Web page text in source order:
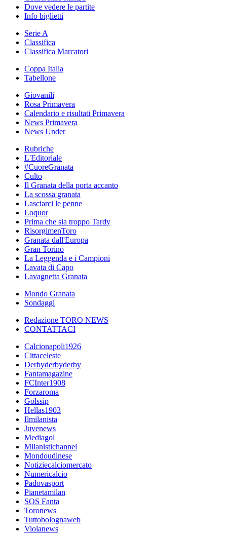
Dove vedere le partite
Info biglietti
Serie A
Classifica
Classifica Marcatori
Coppa Italia
Tabellone
Giovanili
Rosa Primavera
Calendario e risultati Primavera
News Primavera
News Under
Rubriche
L'Editoriale
#CuoreGranata
Culto
Il Granata della porta accanto
La scossa granata
Lasciarci le penne
Loquor
Prima che sia troppo Tardy
RisorgimenToro
Granata dall'Europa
Gran Torino
La Leggenda e i Campioni
Lavata di Capo
Lavagnetta Granata
Mondo Granata
Sondaggi
Redazione TORO NEWS
CONTATTACI
Calcionapoli1926
Cittaceleste
Derbyderbyderby
Fantamagazine
FCInter1908
Forzaroma
Golssip
Hellas1903
Ilmilanista
Juvenews
Mediagol
Milanistichannel
Mondoudinese
Notiziecalciomercato
Numericalcio
Padovasport
Pianetamilan
SOS Fanta
Toronews
Tuttobolognaweb
Violanews